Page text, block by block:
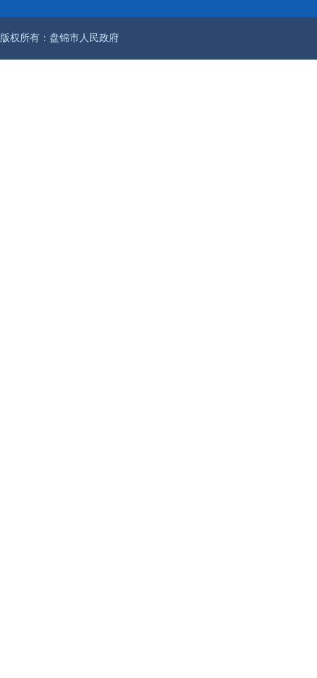
版权所有：盘锦市人民政府